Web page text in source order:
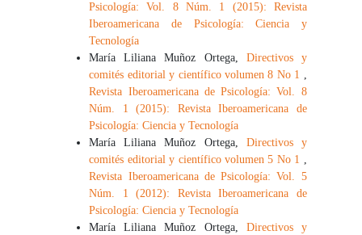
Psicología: Vol. 8 Núm. 1 (2015): Revista
Iberoamericana de Psicología: Ciencia y
Tecnología
María Liliana Muñoz Ortega, Directivos y
comités editorial y científico volumen 8 No 1 ,
Revista Iberoamericana de Psicología: Vol. 8
Núm. 1 (2015): Revista Iberoamericana de
Psicología: Ciencia y Tecnología
María Liliana Muñoz Ortega, Directivos y
comités editorial y científico volumen 5 No 1 ,
Revista Iberoamericana de Psicología: Vol. 5
Núm. 1 (2012): Revista Iberoamericana de
Psicología: Ciencia y Tecnología
María Liliana Muñoz Ortega, Directivos y